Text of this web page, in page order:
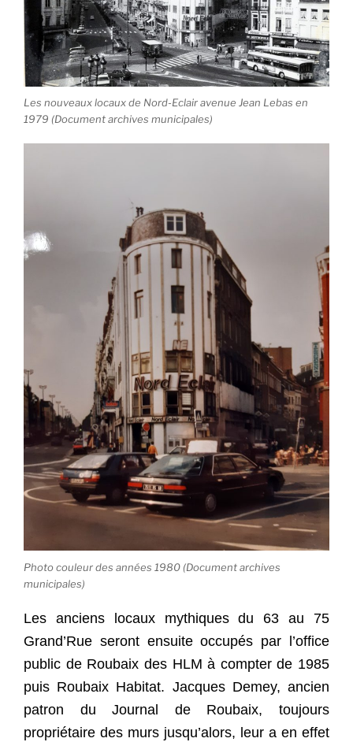
Les nouveaux locaux de Nord-Eclair avenue Jean Lebas en
1979 (Document archives municipales)
Photo couleur des années 1980 (Document archives
municipales)
Les anciens locaux mythiques du 63 au 75
Grand’Rue seront ensuite occupés par l’office
public de Roubaix des HLM à compter de 1985
puis Roubaix Habitat. Jacques Demey, ancien
patron du Journal de Roubaix, toujours
propriétaire des murs jusqu’alors, leur a en effet